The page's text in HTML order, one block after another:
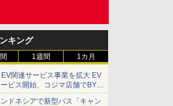
キング
1週間 1カ月
関連サービス事業を拡大 EV
ビス開始、コジマ店舗でBYD
ベントを強化
ドネシアで新型バス「キャン